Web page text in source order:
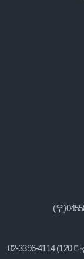
(우
02-3396-4114 (120